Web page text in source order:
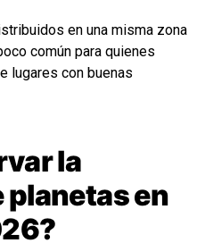
en una misma zona
común para quienes
lugares con buenas
la
planetas en